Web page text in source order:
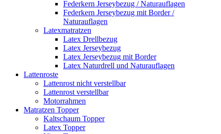
Federkern Jerseybezug / Naturauflagen
Federkern Jerseybezug mit Border /
Naturauflagen
Latexmatratzen
Latex Drellbezug
Latex Jerseybezug
Latex Jerseybezug mit Border
Latex Naturdrell und Naturauflagen
Lattenroste
Lattenrost nicht verstellbar
Lattenrost verstellbar
Motorrahmen
Matratzen Topper
Kaltschaum Topper
Latex Topper